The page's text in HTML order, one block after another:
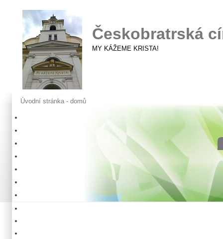
Českobratrská
MY KÁŽEME KRISTA!
Úvodní stránka - domů